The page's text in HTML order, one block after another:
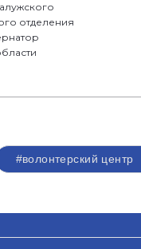
отделения
#волонтерский центр